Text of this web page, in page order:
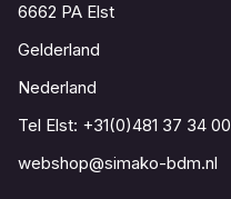
6662 PA Elst
Gelderland
Nederland
Tel Elst: +31(0)481 37 34 00
webshop@simako-bdm.nl